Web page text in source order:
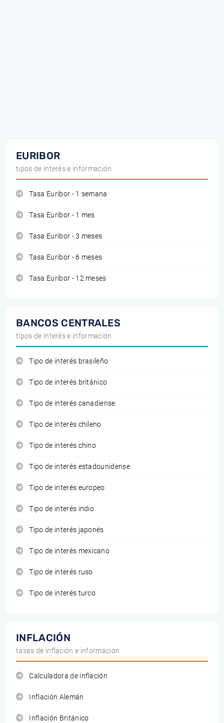
EURIBOR
tipos de interés e información
Tasa Euribor - 1 semana
Tasa Euribor - 1 mes
Tasa Euribor - 3 meses
Tasa Euribor - 6 meses
Tasa Euribor - 12 meses
BANCOS CENTRALES
tipos de interés e información
Tipo de interés brasileño
Tipo de interés británico
Tipo de interés canadiense
Tipo de interés chileno
Tipo de interés chino
Tipo de interés estadounidense
Tipo de interés europeo
Tipo de interés indio
Tipo de interés japonés
Tipo de interés mexicano
Tipo de interés ruso
Tipo de interés turco
INFLACIÓN
tasas de inflación e información
Calculadora de inflación
Inflación Alemán
Inflación Británico